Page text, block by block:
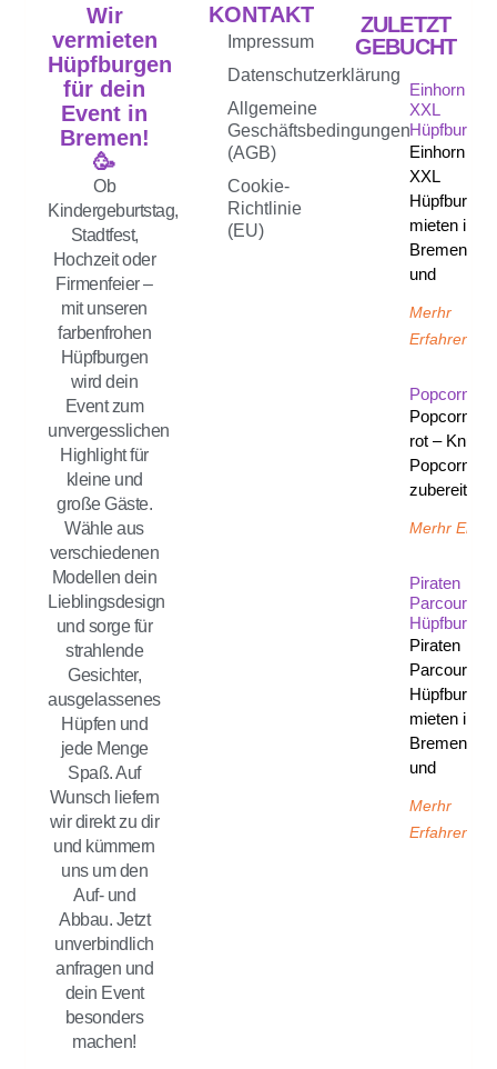
Wir
vermieten
Hüpfburgen
für dein
Event in
Bremen!
🥳
Ob
Kindergeburtstag,
Stadtfest,
Hochzeit oder
Firmenfeier –
mit unseren
farbenfrohen
Hüpfburgen
wird dein
Event zum
unvergesslichen
Highlight für
kleine und
große Gäste.
Wähle aus
verschiedenen
Modellen dein
Lieblingsdesign
und sorge für
strahlende
Gesichter,
ausgelassenes
Hüpfen und
jede Menge
Spaß. Auf
Wunsch liefern
wir direkt zu dir
und kümmern
uns um den
Auf- und
Abbau. Jetzt
unverbindlich
anfragen und
dein Event
besonders
machen!
KONTAKT
Impressum
Datenschutzerklärung
Allgemeine
Geschäftsbedingungen
(AGB)
Cookie-
Richtlinie
(EU)
ZULETZT
GEBUCHT
Einhorn
XXL
Hüpfburg
Einhorn
XXL
Hüpfburg
mieten in
Bremen
und
Merhr
Erfahren
rot –
Popcorn,
zubereitet
Merhr
Piraten
Parcours
Hüpfburg
Piraten
Parcours
Hüpfburg
mieten in
Bremen
und
Merhr
Erfahren